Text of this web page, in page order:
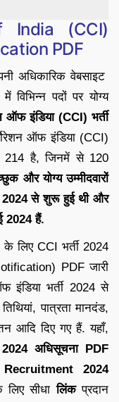
India (CCI)
PDF
अधिकारिक वेबसाइट
विभिन्न पदों पर योग्य
ऑफ इंडिया (CCI) भर्ती
ऑफ इंडिया (CCI)
214 है, जिनमें से 120
और योग्य उम्मीदवारों
2024 से शुरू हुई थी और
2024 हैं.
के लिए CCI भर्ती 2024
PDF जारी
इंडिया भर्ती 2024 से
पात्रता मानदंड,
आदि दिए गए हैं. यहाँ,
2024 अधिसूचना PDF
2024
सीधालिंकप्रदान